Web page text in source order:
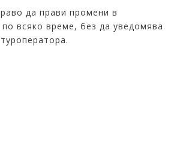
да прави промени в
всяко време, без да уведомява